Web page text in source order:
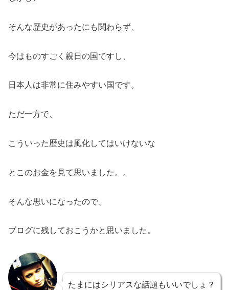
そんな歴史があったにも関わらず、
今はものすごく親日の国ですし、
日本人は非常に住みやすい国です。
ただ一方で、
こういった歴史は風化してはいけないな
とこのお金を見て思いました。。
そんな思いになったので、
ブログに残しておこうかと思いました。
たまにはシリアスな話題もいいでしょ？